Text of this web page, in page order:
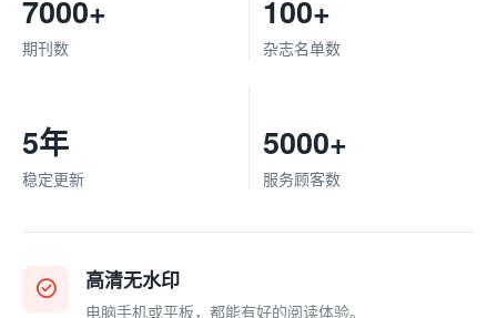
期刊数
7000+
杂志名单数
100+
稳定更新
5年
服务顾客数
5000+
高清无水印
电脑手机或平板，都能有好的阅读体验。